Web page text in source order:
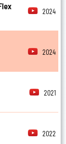
2024
2024
2021
2022